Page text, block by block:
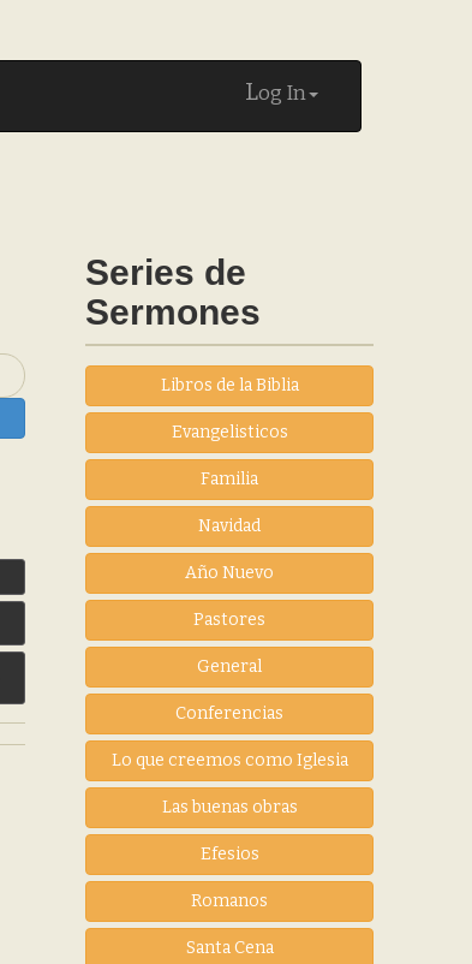
Log In
Series de
Sermones
Libros de la Biblia
Evangelisticos
Familia
Navidad
Año Nuevo
Pastores
General
Conferencias
Lo que creemos como Iglesia
Las buenas obras
Efesios
Romanos
Santa Cena